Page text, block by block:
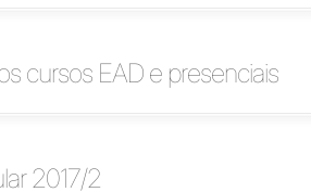
cursos EAD e presenciais
2017/2